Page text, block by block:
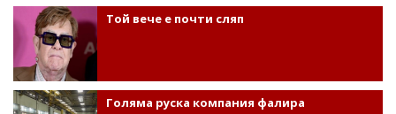
Той вече е почти сляп
Голяма руска компания фалира